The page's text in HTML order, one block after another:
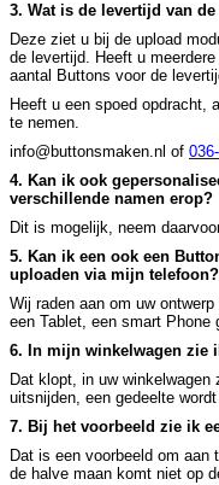
3. Wat is de levertijd van
Deze ziet u bij de upload
de levertijd. Heeft u
aantal Buttons voor de
Heeft u een spoed opdracht,
te nemen.
info@buttonsmaken.nl of
4. Kan ik ook
verschillende namen erop?
Dit is mogelijk, neem
5. Kan ik een ook een
uploaden via mijn telefoon?
Wij raden aan om uw
een Tablet, een smart Phone
6. In mijn winkelwagen zie
Dat klopt, in uw
uitsnijden, een gedeelte
7. Bij het voorbeeld zie ik
Dat is een voorbeeld om
de halve maan komt niet op